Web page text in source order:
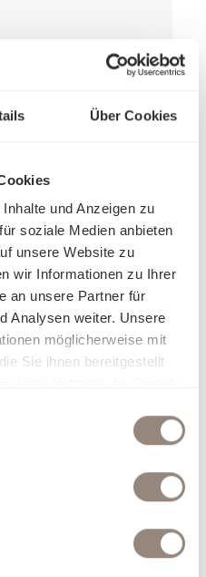
Über Cookies
und Anzeigen zu
soziale Medien anbieten
unsere Website zu
wir Informationen zu Ihrer
an unsere Partner für
Analysen weiter. Unsere
möglicherweise mit
Sie ihnen bereitgestellt